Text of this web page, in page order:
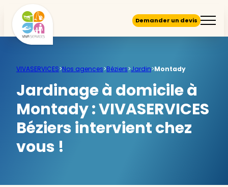
Demander un devis
VIVASERVICES>Nos agences>Béziers>Jardin>Montady
Jardinage à domicile à
Montady :VIVASERVICES
Béziers intervient chez
vous !